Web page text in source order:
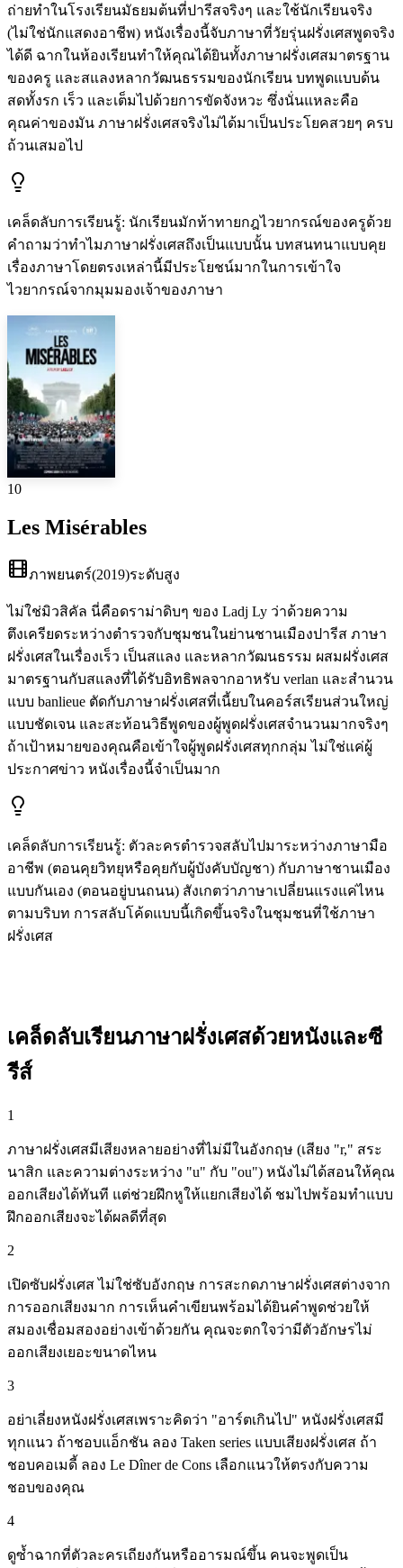
ถ่ายทำในโรงเรียนมัธยมต้นที่ปารีสจริงๆ และใช้นักเรียนจริง
(ไม่ใช่นักแสดงอาชีพ) หนังเรื่องนี้จับภาษาที่วัยรุ่นฝรั่งเศสพูดจริง
ได้ดี ฉากในห้องเรียนทำให้คุณได้ยินทั้งภาษาฝรั่งเศสมาตรฐาน
ของครู และสแลงหลากวัฒนธรรมของนักเรียน บทพูดแบบด้น
สดทั้งรก เร็ว และเต็มไปด้วยการขัดจังหวะ ซึ่งนั่นแหละคือ
คุณค่าของมัน ภาษาฝรั่งเศสจริงไม่ได้มาเป็นประโยคสวยๆ ครบ
ถ้วนเสมอไป
เคล็ดลับการเรียนรู้: นักเรียนมักท้าทายกฎไวยากรณ์ของครูด้วย
คำถามว่าทำไมภาษาฝรั่งเศสถึงเป็นแบบนั้น บทสนทนาแบบคุย
เรื่องภาษาโดยตรงเหล่านี้มีประโยชน์มากในการเข้าใจ
ไวยากรณ์จากมุมมองเจ้าของภาษา
10
Les Misérables
ภาพยนตร์(2019)ระดับสูง
ไม่ใช่มิวสิคัล นี่คือดราม่าดิบๆ ของ Ladj Ly ว่าด้วยความ
ตึงเครียดระหว่างตำรวจกับชุมชนในย่านชานเมืองปารีส ภาษา
ฝรั่งเศสในเรื่องเร็ว เป็นสแลง และหลากวัฒนธรรม ผสมฝรั่งเศส
มาตรฐานกับสแลงที่ได้รับอิทธิพลจากอาหรับ verlan และสำนวน
แบบ banlieue ตัดกับภาษาฝรั่งเศสที่เนี้ยบในคอร์สเรียนส่วนใหญ่
แบบชัดเจน และสะท้อนวิธีพูดของผู้พูดฝรั่งเศสจำนวนมากจริงๆ
ถ้าเป้าหมายของคุณคือเข้าใจผู้พูดฝรั่งเศสทุกกลุ่ม ไม่ใช่แค่ผู้
ประกาศข่าว หนังเรื่องนี้จำเป็นมาก
เคล็ดลับการเรียนรู้: ตัวละครตำรวจสลับไปมาระหว่างภาษามือ
อาชีพ (ตอนคุยวิทยุหรือคุยกับผู้บังคับบัญชา) กับภาษาชานเมือง
แบบกันเอง (ตอนอยู่บนถนน) สังเกตว่าภาษาเปลี่ยนแรงแค่ไหน
ตามบริบท การสลับโค้ดแบบนี้เกิดขึ้นจริงในชุมชนที่ใช้ภาษา
ฝรั่งเศส
เคล็ดลับเรียนภาษาฝรั่งเศสด้วยหนังและซี
รีส์
1
ภาษาฝรั่งเศสมีเสียงหลายอย่างที่ไม่มีในอังกฤษ (เสียง "r," สระ
นาสิก และความต่างระหว่าง "u" กับ "ou") หนังไม่ได้สอนให้คุณ
ออกเสียงได้ทันที แต่ช่วยฝึกหูให้แยกเสียงได้ ชมไปพร้อมทำแบบ
ฝึกออกเสียงจะได้ผลดีที่สุด
2
เปิดซับฝรั่งเศส ไม่ใช่ซับอังกฤษ การสะกดภาษาฝรั่งเศสต่างจาก
การออกเสียงมาก การเห็นคำเขียนพร้อมได้ยินคำพูดช่วยให้
สมองเชื่อมสองอย่างเข้าด้วยกัน คุณจะตกใจว่ามีตัวอักษรไม่
ออกเสียงเยอะขนาดไหน
3
อย่าเลี่ยงหนังฝรั่งเศสเพราะคิดว่า "อาร์ตเกินไป" หนังฝรั่งเศสมี
ทุกแนว ถ้าชอบแอ็กชัน ลอง Taken series แบบเสียงฝรั่งเศส ถ้า
ชอบคอเมดี้ ลอง Le Dîner de Cons เลือกแนวให้ตรงกับความ
ชอบของคุณ
4
ดูซ้ำฉากที่ตัวละครเถียงกันหรืออารมณ์ขึ้น คนจะพูดเป็น